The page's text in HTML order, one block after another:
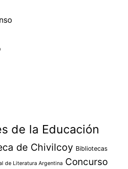
de la Educación
de Chivilcoy Bibliotecas
de Literatura Argentina Concurso